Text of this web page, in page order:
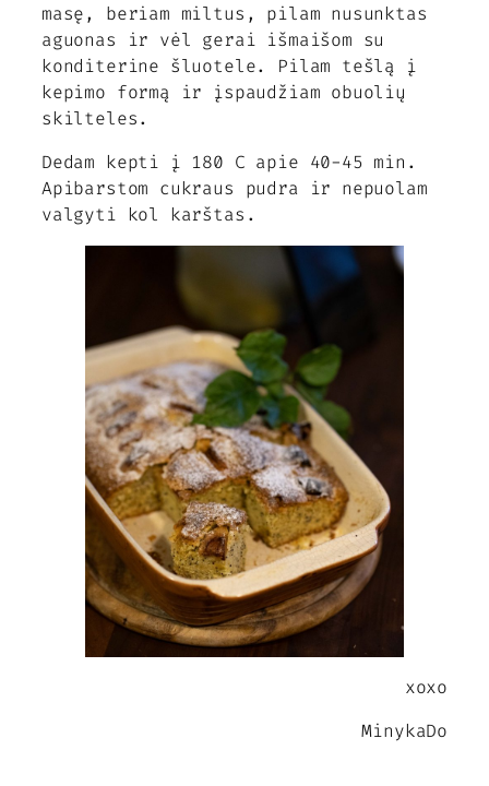
masę, beriam miltus, pilam nusunktas
aguonas ir vėl gerai išmaišom su
konditerine šluotele. Pilam tešlą į
kepimo formą ir įspaudžiam obuolių
skilteles.
Dedam kepti į 180 C apie 40-45 min.
Apibarstom cukraus pudra ir nepuolam
valgyti kol karštas.
xoxo
MinykaDo